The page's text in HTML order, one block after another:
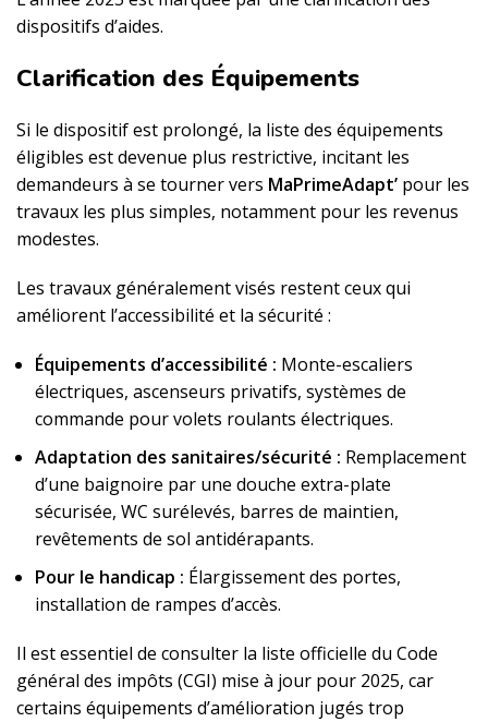
dispositifs d’aides.
Clarification des Équipements
Si le dispositif est prolongé, la liste des équipements
éligibles est devenue plus restrictive, incitant les
demandeurs à se tourner vers MaPrimeAdapt’ pour les
travaux les plus simples, notamment pour les revenus
modestes.
Les travaux généralement visés restent ceux qui
améliorent l’accessibilité et la sécurité :
Équipements d’accessibilité : Monte-escaliers
électriques, ascenseurs privatifs, systèmes de
commande pour volets roulants électriques.
Adaptation des sanitaires/sécurité : Remplacement
d’une baignoire par une douche extra-plate
sécurisée, WC surélevés, barres de maintien,
revêtements de sol antidérapants.
Pour le handicap : Élargissement des portes,
installation de rampes d’accès.
Il est essentiel de consulter la liste officielle du Code
général des impôts (CGI) mise à jour pour 2025, car
certains équipements d’amélioration jugés trop